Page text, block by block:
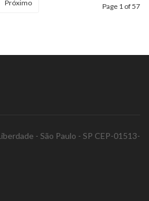
Próximo Page 1 of 57
- São Paulo - SP CEP-01513-